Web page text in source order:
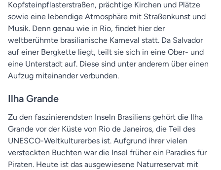
Kopfsteinpflasterstraßen, prächtige Kirchen und Plätze
sowie eine lebendige Atmosphäre mit Straßenkunst und
Musik. Denn genau wie in Rio, findet hier der
weltberühmte brasilianische Karneval statt. Da Salvador
auf einer Bergkette liegt, teilt sie sich in eine Ober- und
eine Unterstadt auf. Diese sind unter anderem über einen
Aufzug miteinander verbunden.
Ilha Grande
Zu den faszinierendsten Inseln Brasiliens gehört die Ilha
Grande vor der Küste von Rio de Janeiros, die Teil des
UNESCO-Weltkulturerbes ist. Aufgrund ihrer vielen
versteckten Buchten war die Insel früher ein Paradies für
Piraten. Heute ist das ausgewiesene Naturreservat mit